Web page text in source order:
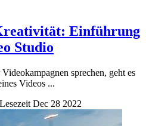
Einführung
Studio
sprechen, geht es
Videos ...
Dec 28 2022